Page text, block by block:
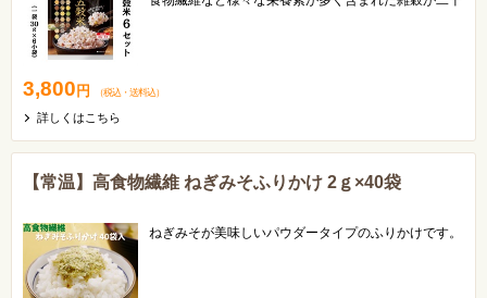
3,800 円 （税込・ 送料込）
詳しくはこちら
【常温】高食物繊維 ねぎみそふりかけ 2ｇ×40袋
ねぎみそが美味しいパウダータイプのふりかけです。